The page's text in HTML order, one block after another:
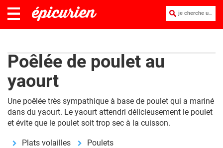
je cherche une recette :
Poêlée de poulet au
yaourt
Une poêlée très sympathique à base de poulet qui a mariné
dans du yaourt. Le yaourt attendri délicieusement le poulet
et évite que le poulet soit trop sec à la cuisson.
Plats volailles Poulets